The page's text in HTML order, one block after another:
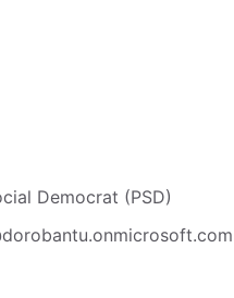
Democrat (PSD)